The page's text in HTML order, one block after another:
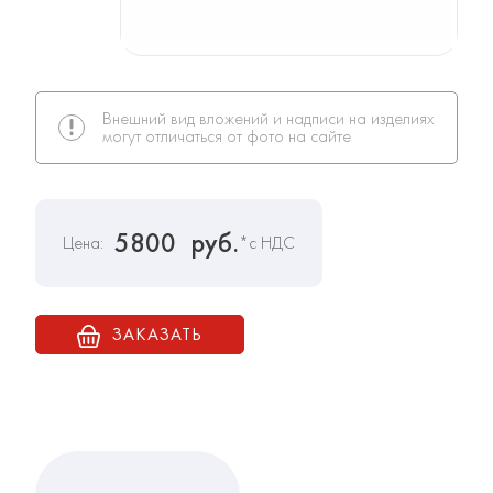
Внешний вид вложений и надписи на изделиях
могут отличаться от фото на сайте
Цена: 5800 руб.*с НДС
ЗАКАЗАТЬ